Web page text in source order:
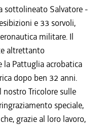
sottolineato Salvatore -
e 33 sorvoli,
militare. Il
altrettanto
la Pattuglia acrobatica
dopo ben 32 anni.
Tricolore sulle
speciale,
grazie al loro lavoro,